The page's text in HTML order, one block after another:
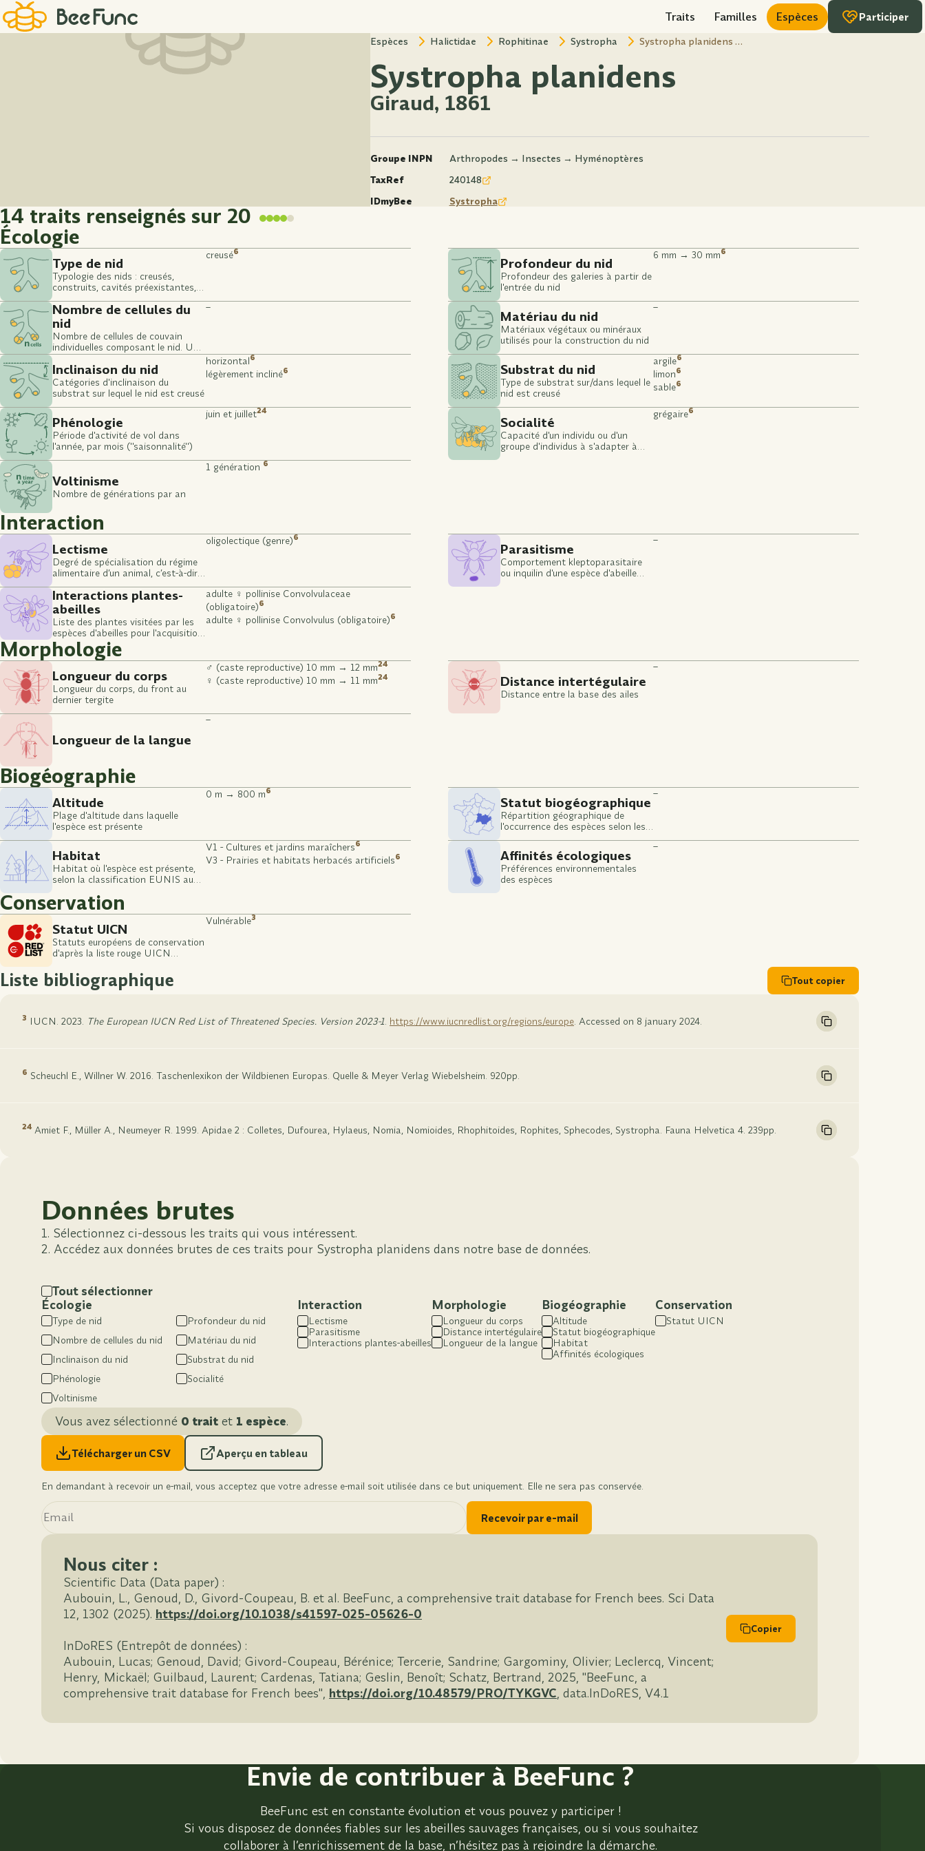
Traits Familles Espèces Participer
Espèces Halictidae Rophitinae Systropha Systropha planidens …
Systropha planidens
Giraud, 1861
Groupe INPN
Arthropodes → Insectes → Hyménoptères
TaxRef
240148
IDmyBee
Systropha
14 traits renseignés sur 20
Écologie
Type de nid
Typologie des nids : creusés,
construits, cavités préexistantes,
pas de nid
creusé6
Profondeur du nid
Profondeur des galeries à partir de
l'entrée du nid
6 mm → 30 mm6
Nombre de cellules du
nid
Nombre de cellules de couvain
individuelles composant le nid. Une
cellule correspond à une ponte,
c'est donc un indicateur du nombre
de larves potentielles.
–
Matériau du nid
Matériaux végétaux ou minéraux
utilisés pour la construction du nid
–
Inclinaison du nid
Catégories d'inclinaison du
substrat sur lequel le nid est creusé
horizontal6
légèrement incliné6 Substrat du nid
Type de substrat sur/dans lequel le
nid est creusé
argile6
limon6
sable6
Phénologie
Période d'activité de vol dans
l'année, par mois ("saisonnalité")
juin et juillet24
Socialité
Capacité d'un individu ou d'un
groupe d'individus à s'adapter à
des situations sociales et à
grégaire6
Voltinisme
Nombre de générations par an
1 génération 6
Interaction
Lectisme
Degré de spécialisation du régime
alimentaire d’un animal, c’est-à-dire
la diversité ou la spécificité des
ressources alimentaires qu’il
consomme (stade larvaire)
oligolectique (genre)6
Parasitisme
Comportement kleptoparasitaire
ou inquilin d'une espèce d'abeille
parasite envers une espèce
–
Interactions plantes-
abeilles
Liste des plantes visitées par les
espèces d'abeilles pour l'acquisition
de pollen
adulte ♀ pollinise Convolvulaceae
(obligatoire)6
adulte ♀ pollinise Convolvulus (obligatoire)6
Morphologie
Longueur du corps
Longueur du corps, du front au
dernier tergite
♂ (caste reproductive) 10 mm → 12 mm24
♀ (caste reproductive) 10 mm → 11 mm24 Distance intertégulaire
Distance entre la base des ailes
–
Longueur de la langue
–
Biogéographie
Altitude
Plage d'altitude dans laquelle
l'espèce est présente
0 m → 800 m6
Statut biogéographique
Répartition géographique de
l'occurrence des espèces selon les
types de milieux (strictement
méditerrannéenne, alpine etc.)
–
Habitat
Habitat où l'espèce est présente,
selon la classification EUNIS au
V1 - Cultures et jardins maraîchers6
V3 - Prairies et habitats herbacés artificiels6 Affinités écologiques
Préférences environnementales
des espèces
–
Conservation
Statut UICN
Statuts européens de conservation
d'après la liste rouge UICN
Vulnérable3
Liste bibliographique Tout copier
3 IUCN. 2023. The European IUCN Red List of Threatened Species. Version 2023-1 https://www.iucnredlist.org/regions/europe . Accessed on 8 january 2024.
6 Scheuchl E., Willner W. 2016. Taschenlexikon der Wildbienen Europas. Quelle & Meyer Verlag Wiebelsheim. 920pp.
24 Amiet F., Müller A., Neumeyer R. 1999. Apidae 2 : Colletes, Dufourea, Hylaeus, Nomia, Nomioides, Rhophitoides, Rophites, Sphecodes, Systropha. Fauna Helvetica 4. 239pp.
Données brutes
Sélectionnez ci-dessous les traits qui vous intéressent.
Accédez aux données brutes de ces traits pour Systropha planidens dans notre base de données.
Tout sélectionner
Écologie
Type de nid
Profondeur du nid
Nombre de cellules du nid
Matériau du nid
Inclinaison du nid
Substrat du nid
Phénologie
Socialité
Voltinisme
Interaction
Lectisme
Parasitisme
Interactions plantes-abeilles
Morphologie
Longueur du corps
Distance intertégulaire
Longueur de la langue
Biogéographie
Altitude
Statut biogéographique
Habitat
Affinités écologiques
Conservation
Statut UICN
Vous avez sélectionné 0 trait et 1 espèce.
Télécharger un CSV Aperçu en tableau
En demandant à recevoir un e-mail, vous acceptez que votre adresse e-mail soit utilisée dans ce but uniquement. Elle ne sera pas conservée.
Recevoir par e-mail
Nous citer :
Scientific Data (Data paper) :
Aubouin, L., Genoud, D., Givord-Coupeau, B. et al. BeeFunc, a comprehensive trait database for French bees. Sci Data
12, 1302 (2025). https://doi.org/10.1038/s41597-025-05626-0
InDoRES (Entrepôt de données) :
Aubouin, Lucas; Genoud, David; Givord-Coupeau, Bérénice; Tercerie, Sandrine; Gargominy, Olivier; Leclercq, Vincent;
Henry, Mickaël; Guilbaud, Laurent; Cardenas, Tatiana; Geslin, Benoît; Schatz, Bertrand, 2025, "BeeFunc, a
comprehensive trait database for French bees", https://doi.org/10.48579/PRO/TYKGVC, data.InDoRES, V4.1
Copier
Envie de contribuer à BeeFunc ?
BeeFunc est en constante évolution et vous pouvez y participer !
Si vous disposez de données fiables sur les abeilles sauvages françaises, ou si vous souhaitez
collaborer à l’enrichissement de la base, n’hésitez pas à rejoindre la démarche.